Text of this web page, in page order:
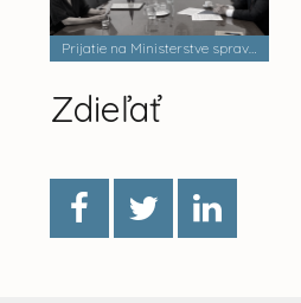
Prijatie na Ministerstve spravodlivosti SR pani ministerkou Máriou Kolíkovou
Zdieľať